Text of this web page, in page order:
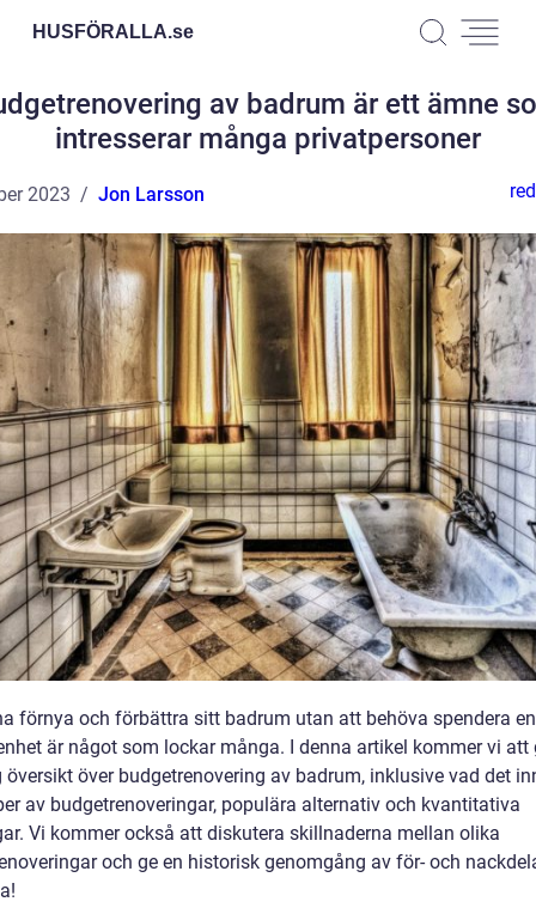
HUSFÖRALLA.se
av badrum är ett ämne
intresserar många privatpersoner
2023 Jon Larsson
förnya och förbättra sitt badrum utan att behöva spendera en
är något som lockar många. I denna artikel kommer vi att
översikt över budgetrenovering av badrum, inklusive vad det
av budgetrenoveringar, populära alternativ och kvantitativa
Vi kommer också att diskutera skillnaderna mellan olika
och ge en historisk genomgång av för- och